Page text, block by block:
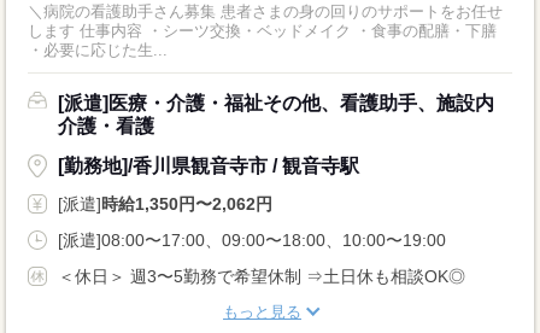
＼病院の看護助手さん募集 患者さまの身の回りのサポートをお任せ
します 仕事内容 ・シーツ交換・ベッドメイク ・食事の配膳・下膳
・必要に応じた生...
[派遣]医療・介護・福祉その他、看護助手、施設内
介護・看護
[勤務地]/香川県観音寺市 / 観音寺駅
[派遣]時給1,350円〜2,062円
[派遣]08:00〜17:00、09:00〜18:00、10:00〜19:00
＜休日＞ 週3〜5勤務で希望休制 ⇒土日休も相談OK◎
もっと見る